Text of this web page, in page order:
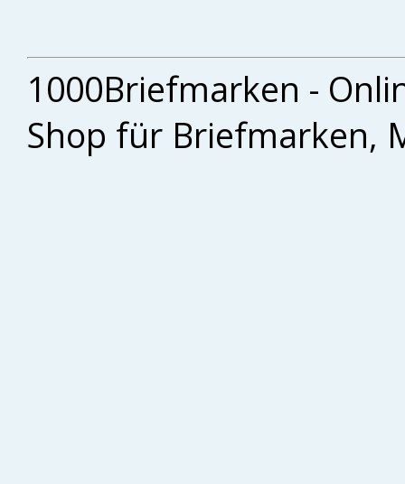
1000Briefmarken -
Shop für Briefmarken,